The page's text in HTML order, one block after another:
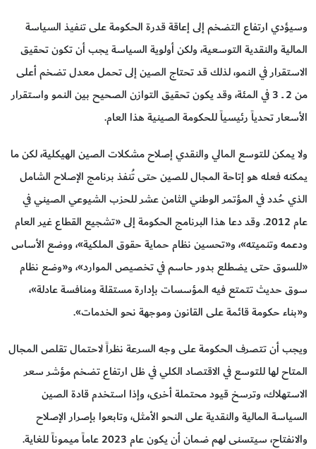
وسيؤدي ارتفاع التضخم إلى إعاقة قدرة الحكومة على تنفيذ السياسة
المالية والنقدية التوسعية، ولكن أولوية السياسة يجب أن تكون تحقيق
الاستقرار في النمو، لذلك قد تحتاج الصين إلى تحمل معدل تضخم أعلى
من 2 ــ 3 في المئة، وقد يكون تحقيق التوازن الصحيح بين النمو واستقرار
الأسعار تحدياً رئيسياً للحكومة الصينية هذا العام.
ولا يمكن للتوسع المالي والنقدي إصلاح مشكلات الصين الهيكلية، لكن ما
يمكنه فعله هو إتاحة المجال للصين حتى تُنفذ برنامج الإصلاح الشامل
الذي حُدد في المؤتمر الوطني الثامن عشر للحزب الشيوعي الصيني في
عام 2012. وقد دعا هذا البرنامج الحكومة إلى «تشجيع القطاع غير العام
ودعمه وتنميته»، و«تحسين نظام حماية حقوق الملكية»، ووضع الأساس
«للسوق حتى يضطلع بدور حاسم في تخصيص الموارد»، و«وضع نظام
سوق حديث تتمتع فيه المؤسسات بإدارة مستقلة ومنافسة عادلة»،
و«بناء حكومة قائمة على القانون وموجهة نحو الخدمات».
ويجب أن تتصرف الحكومة على وجه السرعة نظراً لاحتمال تقلص المجال
المتاح لها للتوسع في الاقتصاد الكلي في ظل ارتفاع تضخم مؤشر سعر
الاستهلاك، وترسخ قيود محتملة أخرى، وإذا استخدم قادة الصين
السياسة المالية والنقدية على النحو الأمثل، وتابعوا بإصرار الإصلاح
والانفتاح، سيتسنى لهم ضمان أن يكون عام 2023 عاماً ميموناً للغاية.